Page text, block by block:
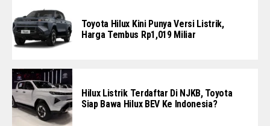
Toyota Hilux Kini Punya Versi Listrik,
Harga Tembus Rp1,019 Miliar
Hilux Listrik Terdaftar Di NJKB, Toyota
Siap Bawa Hilux BEV Ke Indonesia?